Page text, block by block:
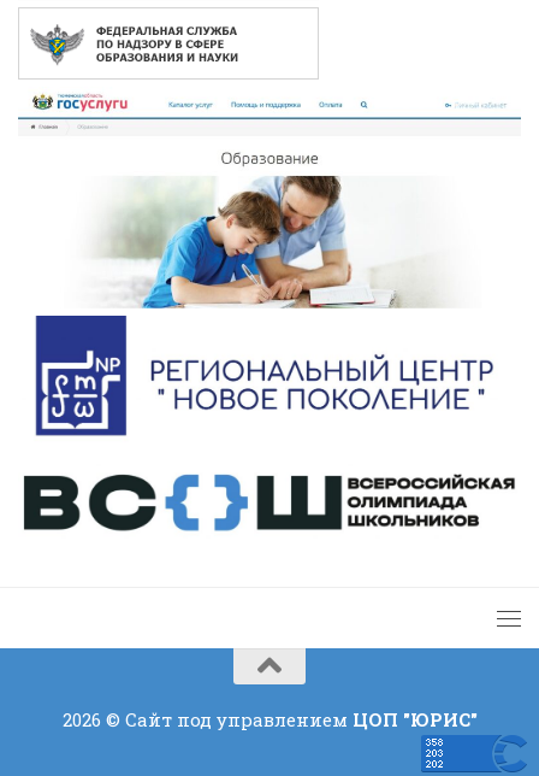
2026 © Сайт под управлением ЦОП "ЮРИС"